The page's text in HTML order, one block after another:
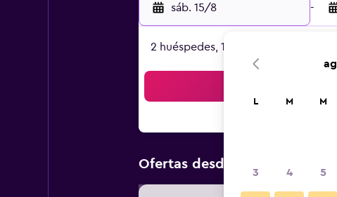
sáb. 15/8 -
2 huéspedes, 1 habitación
Ofertas desde Oferta más
L M M
3 4 5